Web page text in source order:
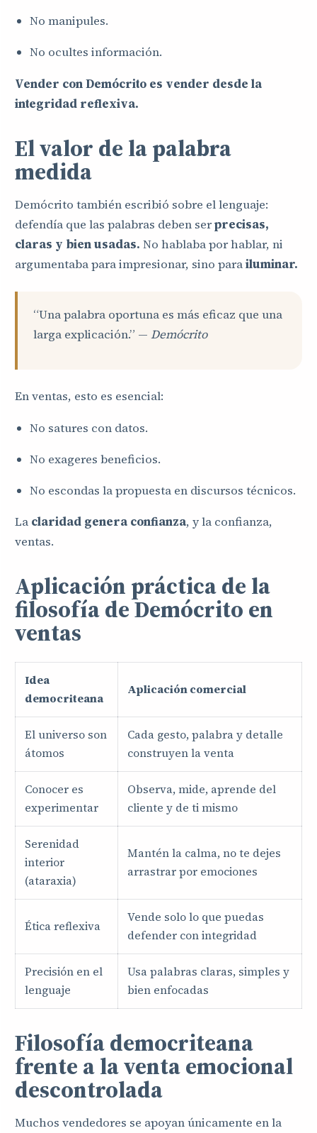
No manipules.
No ocultes información.
Vender con Demócrito es vender desde la
integridad reflexiva.
El valor de la palabra
medida
Demócrito también escribió sobre el lenguaje:
defendía que las palabras deben serprecisas,
claras y bien usadas. No hablaba por hablar, ni
argumentaba para impresionar, sino parailuminar.
“Una palabra oportuna es más eficaz que una
larga explicación.” —Demócrito
En ventas, esto es esencial:
No satures con datos.
No exageres beneficios.
No escondas la propuesta en discursos técnicos.
La claridad genera confianza, y la confianza,
ventas.
Aplicación práctica de la
filosofía de Demócrito en
ventas
Idea
democriteana
Aplicación comercial
El universo son
átomos
Cada gesto, palabra y detalle
construyen la venta
Conocer es
experimentar
Observa, mide, aprende del
cliente y de ti mismo
Serenidad
interior
(ataraxia)
Mantén la calma, no te dejes
arrastrar por emociones
Ética reflexiva
Vende solo lo que puedas
defender con integridad
Precisión en el
lenguaje
Usa palabras claras, simples y
bien enfocadas
Filosofía democriteana
frente a la venta emocional
descontrolada
Muchos vendedores se apoyan únicamente en la